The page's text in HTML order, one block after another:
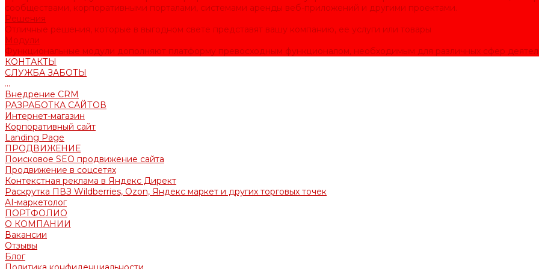
сообществами, корпоративными порталами, системами аренды веб-приложений и другими проектами.
Решения
Отличные решения, которые в выгодном свете представят вашу компанию, ее услуги или товары
Модули
Функциональные модули дополняют платформу превосходным функционалом, необходимым для различных сфер
КОНТАКТЫ
СЛУЖБА ЗАБОТЫ
...
Внедрение CRM
РАЗРАБОТКА САЙТОВ
Интернет-магазин
Корпоративный сайт
Landing Page
ПРОДВИЖЕНИЕ
Поисковое SEO продвижение сайта
Продвижение в соцсетях
Контекстная реклама в Яндекс Директ
Раскрутка ПВЗ Wildberries, Ozon, Яндекс маркет и других торговых точек
AI-маркетолог
ПОРТФОЛИО
О КОМПАНИИ
Вакансии
Отзывы
Блог